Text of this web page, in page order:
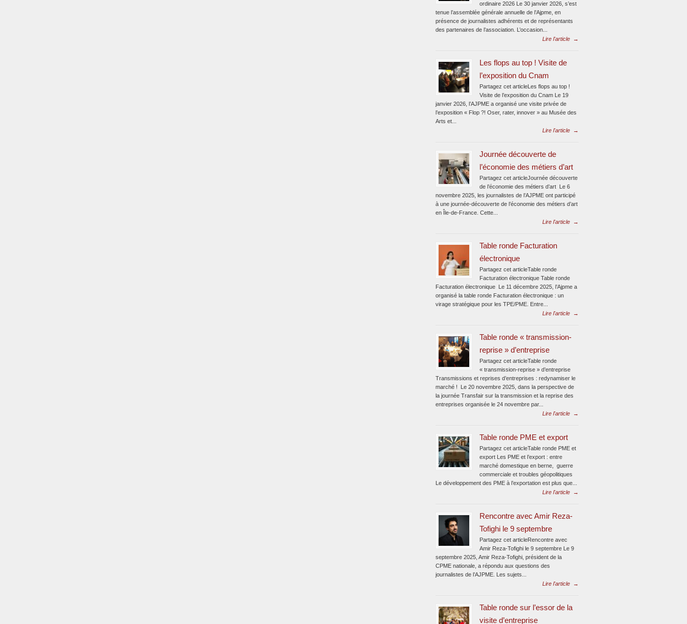
ordinaire 2026 Le 30 janvier 2026, s’est
tenue l’assemblée générale annuelle de l’Ajpme, en
présence de journalistes adhérents et de représentants
des partenaires de l’association. L’occasion...
Lire l'article
→
Les flops au top ! Visite de
l’exposition du Cnam
Partagez cet articleLes flops au top !
Visite de l’exposition du Cnam Le 19
janvier 2026, l’AJPME a organisé une visite privée de
l’exposition « Flop ?! Oser, rater, innover » au Musée des
Arts et...
Lire l'article
→
Journée découverte de
l’économie des métiers d’art
Partagez cet articleJournée découverte
de l’économie des métiers d’art Le 6
novembre 2025, les journalistes de l’AJPME ont participé
à une journée-découverte de l’économie des métiers d’art
en Île-de-France. Cette...
Lire l'article
→
Table ronde Facturation
électronique
Partagez cet articleTable ronde
Facturation électronique Table ronde
Facturation électronique Le 11 décembre 2025, l’Ajpme a
organisé la table ronde Facturation électronique : un
virage stratégique pour les TPE/PME. Entre...
Lire l'article
→
Table ronde « transmission-
reprise » d’entreprise
Partagez cet articleTable ronde
« transmission-reprise » d’entreprise
Transmissions et reprises d’entreprises : redynamiser le
marché ! Le 20 novembre 2025, dans la perspective de
la journée Transfair sur la transmission et la reprise des
entreprises organisée le 24 novembre par...
Lire l'article
→
Table ronde PME et export
Partagez cet articleTable ronde PME et
export Les PME et l’export : entre
marché domestique en berne, guerre
commerciale et troubles géopolitiques
Le développement des PME à l’exportation est plus que...
Lire l'article
→
Rencontre avec Amir Reza-
Tofighi le 9 septembre
Partagez cet articleRencontre avec
Amir Reza-Tofighi le 9 septembre Le 9
septembre 2025, Amir Reza-Tofighi, président de la
CPME nationale, a répondu aux questions des
journalistes de l’AJPME. Les sujets...
Lire l'article
→
Table ronde sur l’essor de la
visite d’entreprise